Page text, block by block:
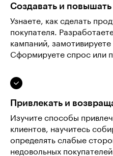
Создавать и
Узнаете, как сделать
покупателя.
кампаний, замотивируете
Сформируете спрос или
Привлекать и
Изучите способы
клиентов, научитесь
определять слабые
недовольных